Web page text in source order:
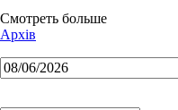
Смотреть больше
Архів